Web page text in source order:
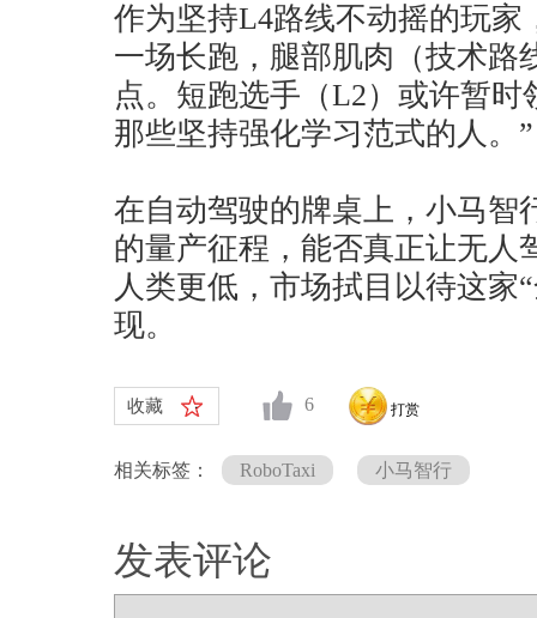
作为坚持L4路线不动摇的玩家
一场长跑，腿部肌肉（技术路
点。短跑选手（L2）或许暂
那些坚持强化学习范式的人。”
在自动驾驶的牌桌上，小马智
的量产征程，能否真正让无人
人类更低，市场拭目以待这家
现。
收藏 6 打赏
相关标签： RoboTaxi 小马智行
发表评论